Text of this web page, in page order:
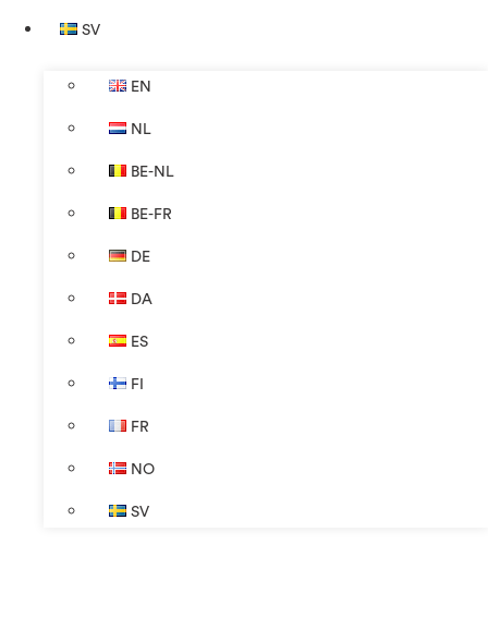
SV
EN
NL
BE-NL
BE-FR
DE
DA
ES
FI
FR
NO
SV